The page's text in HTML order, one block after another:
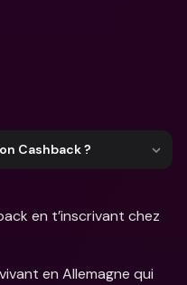
Cashback ?
en t’inscrivant chez
en Allemagne qui